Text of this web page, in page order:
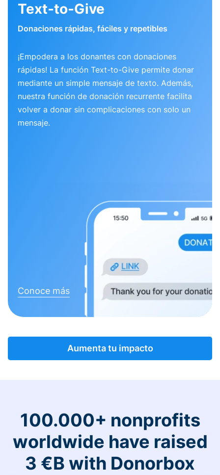
Text-to-Give
Donaciones rápidas, fáciles y repetibles
¡Empodera a los donantes con donaciones
rápidas! La función Text-to-Give permite donar
mediante un simple mensaje de texto. Además,
nuestra función de donación recurrente facilita
volver a donar sin complicaciones con solo un
mensaje.
Conoce más
Aumenta tu impacto
100.000+ nonprofits
worldwide have raised
3 €B with Donorbox